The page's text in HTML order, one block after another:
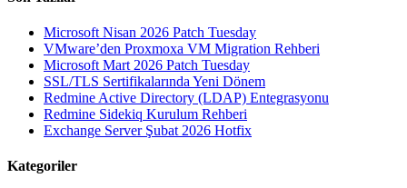
Microsoft Nisan 2026 Patch Tuesday
VMware’den Proxmoxa VM Migration Rehberi
Microsoft Mart 2026 Patch Tuesday
SSL/TLS Sertifikalarında Yeni Dönem
Redmine Active Directory (LDAP) Entegrasyonu
Redmine Sidekiq Kurulum Rehberi
Exchange Server Şubat 2026 Hotfix
Kategoriler